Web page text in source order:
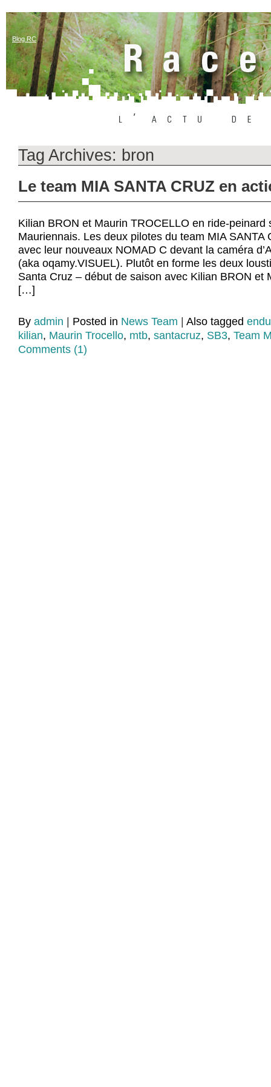
Blog RC
Tag Archives: bron
Le team MIA SANTA CRUZ en
Kilian BRON et Maurin TROCELLO en ride-peinard
Mauriennais. Les deux pilotes du team MIA SANTA
avec leur nouveaux NOMAD C devant la caméra
(aka oqamy.VISUEL). Plutôt en forme les deux
Santa Cruz – début de saison avec Kilian BRON et
[…]
By admin Posted in News Team Also tagged
kilian, Maurin Trocello, mtb, santacruz, SB3, Team
Comments (1)